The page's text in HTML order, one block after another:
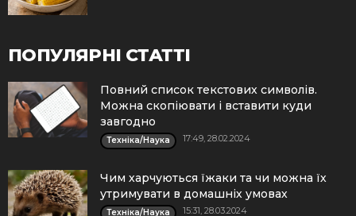
ПОПУЛЯРНІ СТАТТІ
Повний список текстових символів.
Можна скопіювати і вставити куди
завгодно
Техніка/Наука 17:49, 28.02.2024
Чим харчуються їжаки та чи можна їх
утримувати в домашніх умовах
Техніка/Наука 15:31, 28.03.2024